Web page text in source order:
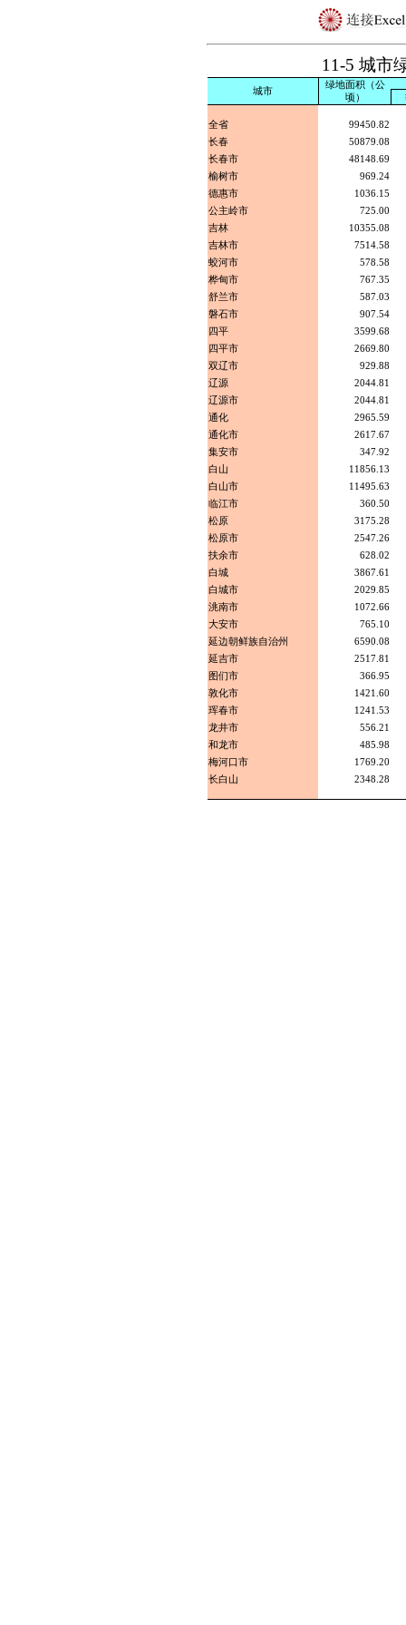
11-5 城市
城市
绿地面积（公
顷）
全省
99450.82
长春
50879.08
长春市
48148.69
榆树市
969.24
德惠市
1036.15
公主岭市
725.00
吉林
10355.08
吉林市
7514.58
蛟河市
578.58
桦甸市
767.35
舒兰市
587.03
磐石市
907.54
四平
3599.68
四平市
2669.80
双辽市
929.88
辽源
2044.81
辽源市
2044.81
通化
2965.59
通化市
2617.67
集安市
347.92
白山
11856.13
白山市
11495.63
临江市
360.50
松原
3175.28
松原市
2547.26
扶余市
628.02
白城
3867.61
白城市
2029.85
洮南市
1072.66
大安市
765.10
延边朝鲜族自治州
6590.08
延吉市
2517.81
图们市
366.95
敦化市
1421.60
珲春市
1241.53
龙井市
556.21
和龙市
485.98
梅河口市
1769.20
长白山
2348.28